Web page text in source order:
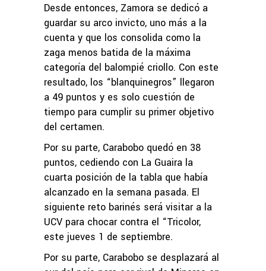
Desde entonces, Zamora se dedicó a
guardar su arco invicto, uno más a la
cuenta y que los consolida como la
zaga menos batida de la máxima
categoría del balompié criollo. Con este
resultado, los “blanquinegros” llegaron
a 49 puntos y es solo cuestión de
tiempo para cumplir su primer objetivo
del certamen.
Por su parte, Carabobo quedó en 38
puntos, cediendo con La Guaira la
cuarta posición de la tabla que había
alcanzado en la semana pasada. El
siguiente reto barinés será visitar a la
UCV para chocar contra el “Tricolor,
este jueves 1 de septiembre.
Por su parte, Carabobo se desplazará al